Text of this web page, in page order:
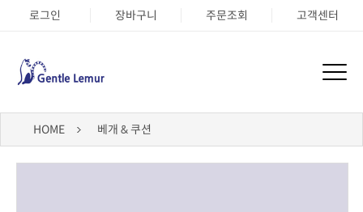
로그인 장바구니 주문조회 고객센터
HOME 베개 & 쿠션